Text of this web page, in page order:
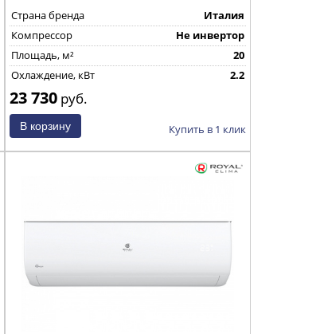
Страна бренда
Италия
Компрессор
Не инвертор
Площадь, м²
20
Охлаждение, кВт
2.2
23 730 руб.
Купить в 1 клик